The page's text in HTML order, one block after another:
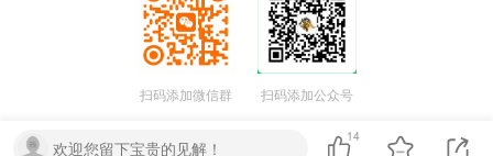
扫码添加微信群 扫码添加公众号
欢迎您留下宝贵的见解！
14